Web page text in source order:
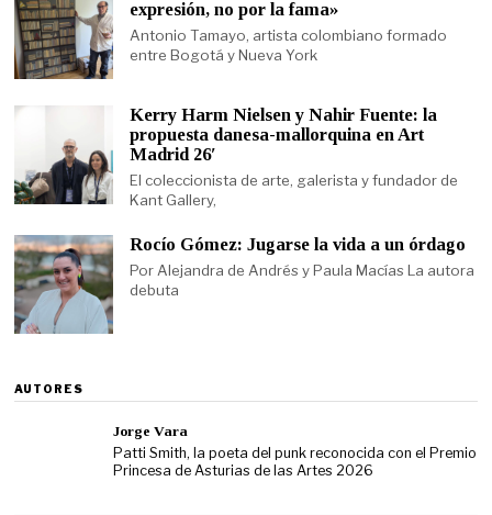
expresión, no por la fama»
Antonio Tamayo, artista colombiano formado
entre Bogotá y Nueva York
Kerry Harm Nielsen y Nahir Fuente: la
propuesta danesa-mallorquina en Art
Madrid 26′
El coleccionista de arte, galerista y fundador de
Kant Gallery,
Rocío Gómez: Jugarse la vida a un órdago
Por Alejandra de Andrés y Paula Macías La autora
debuta
AUTORES
Jorge Vara
Patti Smith, la poeta del punk reconocida con el Premio
Princesa de Asturias de las Artes 2026